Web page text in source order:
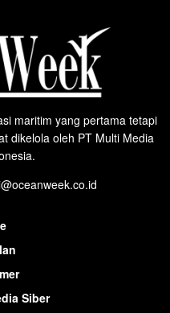
maritim yang pertama tetapi
dikelola oleh PT Multi Media
Siber